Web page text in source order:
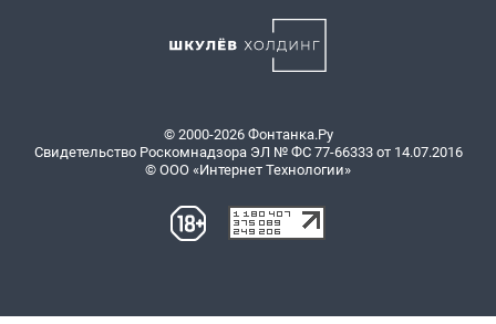
© 2000-2026 Фонтанка.Ру
Свидетельство Роскомнадзора ЭЛ № ФС 77-66333 от 14.07.2016
© ООО «Интернет Технологии»